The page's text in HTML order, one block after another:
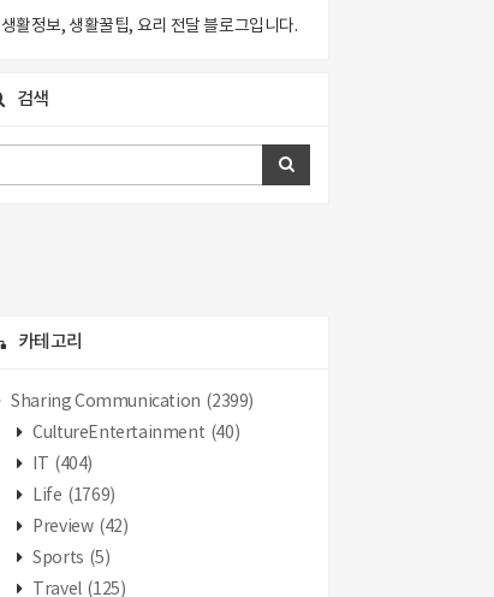
생활정보, 생활꿀팁, 요리 전달 블로그입니다.
검색
카테고리
Sharing Communication (2399)
CultureEntertainment (40)
(404)
Life (1769)
Preview (42)
Sports (5)
Travel (125)